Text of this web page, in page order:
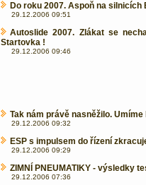
Do roku 2007. Aspoň na
29.12.2006 09:51
Autoslide 2007. Zlákat se
Startovka !
29.12.2006 09:46
Tak nám právě nasněžilo.
29.12.2006 09:32
ESP s impulsem do řízení
29.12.2006 09:29
ZIMNÍ PNEUMATIKY - výsledky
29.12.2006 07:36